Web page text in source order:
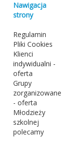
Nawigacja
strony
Regulamin
Pliki Cookies
Klienci
indywidualni -
oferta
Grupy
zorganizowane
- oferta
Młodzieży
szkolnej
polecamy